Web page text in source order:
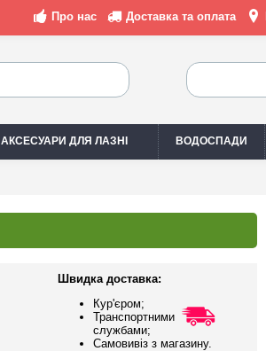
Про нас Доставка та оплата
АКСЕСУАРИ ДЛЯ ЛАЗНІ ВОДОСПАДИ
Швидка доставка:
Кур'єром;
Транспортними
службами;
Самовивіз з магазину.